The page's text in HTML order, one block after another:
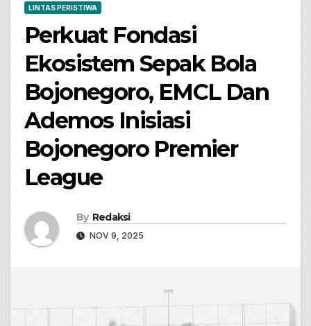
LINTAS PERISTIWA
Perkuat Fondasi
Ekosistem Sepak Bola
Bojonegoro, EMCL Dan
Ademos Inisiasi
Bojonegoro Premier
League
By Redaksi
NOV 9, 2025